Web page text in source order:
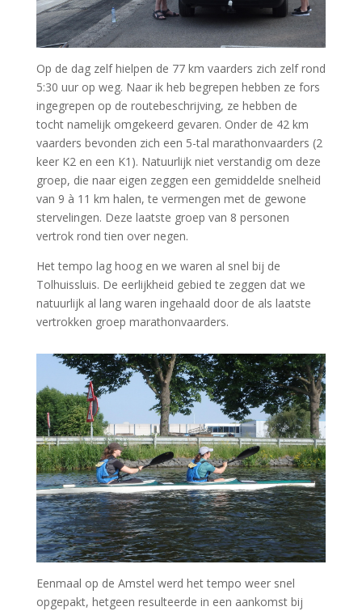
Op de dag zelf hielpen de 77 km vaarders zich zelf rond
5:30 uur op weg. Naar ik heb begrepen hebben ze fors
ingegrepen op de routebeschrijving, ze hebben de
tocht namelijk omgekeerd gevaren. Onder de 42 km
vaarders bevonden zich een 5-tal marathonvaarders (2
keer K2 en een K1). Natuurlijk niet verstandig om deze
groep, die naar eigen zeggen een gemiddelde snelheid
van 9 à 11 km halen, te vermengen met de gewone
stervelingen. Deze laatste groep van 8 personen
vertrok rond tien over negen.
Het tempo lag hoog en we waren al snel bij de
Tolhuissluis. De eerlijkheid gebied te zeggen dat we
natuurlijk al lang waren ingehaald door de als laatste
vertrokken groep marathonvaarders.
Eenmaal op de Amstel werd het tempo weer snel
opgepakt, hetgeen resulteerde in een aankomst bij